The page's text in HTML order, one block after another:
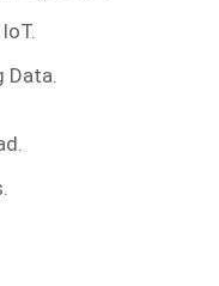
Data.